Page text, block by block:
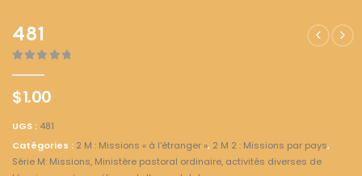
481
$1.00
UGS : 481
Catégories : 2 M : Missions « à l'étranger », 2 M 2 : Missions par pays,
Série M: Missions, Ministère pastoral ordinaire, activités diverses de